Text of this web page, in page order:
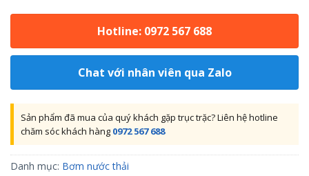
Hotline: 0972 567 688
Chat với nhân viên qua Zalo
Sản phẩm đã mua của quý khách gặp trục trặc? Liên hệ hotline
chăm sóc khách hàng 0972 567 688
Danh mục: Bơm nước thải